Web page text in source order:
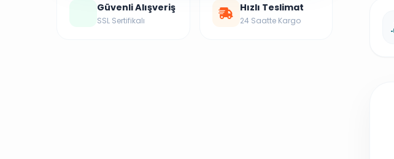
Güvenli Alışveriş
SSL Sertifikalı
Hızlı Teslimat
24 Saatte Kargo